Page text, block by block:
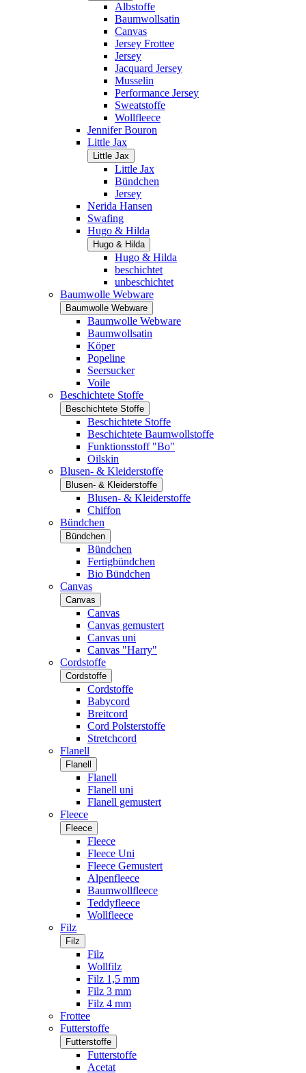
Albstoffe
Baumwollsatin
Canvas
Jersey Frottee
Jersey
Jacquard Jersey
Musselin
Performance Jersey
Sweatstoffe
Wollfleece
Jennifer Bouron
Little Jax
Little Jax
Little Jax
Bündchen
Jersey
Nerida Hansen
Swafing
Hugo & Hilda
Hugo & Hilda
Hugo & Hilda
beschichtet
unbeschichtet
Baumwolle Webware
Baumwolle Webware
Baumwolle Webware
Baumwollsatin
Köper
Popeline
Seersucker
Voile
Beschichtete Stoffe
Beschichtete Stoffe
Beschichtete Stoffe
Beschichtete Baumwollstoffe
Funktionsstoff "Bo"
Oilskin
Blusen- & Kleiderstoffe
Blusen- & Kleiderstoffe
Blusen- & Kleiderstoffe
Chiffon
Bündchen
Bündchen
Bündchen
Fertigbündchen
Bio Bündchen
Canvas
Canvas
Canvas
Canvas gemustert
Canvas uni
Canvas "Harry"
Cordstoffe
Cordstoffe
Cordstoffe
Babycord
Breitcord
Cord Polsterstoffe
Stretchcord
Flanell
Flanell
Flanell
Flanell uni
Flanell gemustert
Fleece
Fleece
Fleece
Fleece Uni
Fleece Gemustert
Alpenfleece
Baumwollfleece
Teddyfleece
Wollfleece
Filz
Filz
Filz
Wollfilz
Filz 1,5 mm
Filz 3 mm
Filz 4 mm
Frottee
Futterstoffe
Futterstoffe
Futterstoffe
Acetat